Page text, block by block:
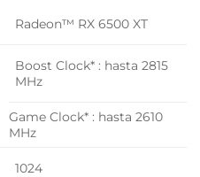
Radeon™ RX 6500 XT
Boost Clock* : hasta 2815
MHz
Game Clock* : hasta 2610
MHz
1024